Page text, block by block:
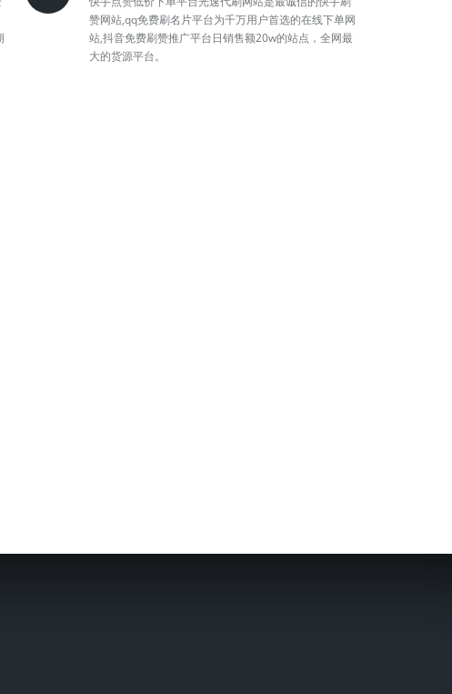
赞网站,qq免费刷名片平台为千万用户首选的在线下单网
站,抖音免费刷赞推广平台日销售额20w的站点，全网最
大的货源平台。